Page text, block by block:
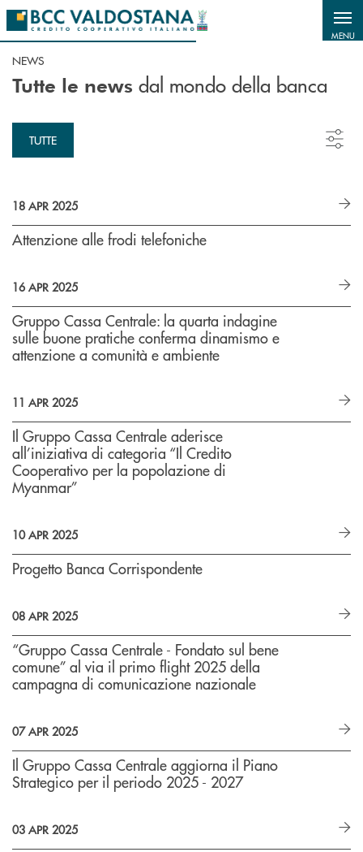
Salta al contenuto principale
MENU
NEWS
Tutte le news dal mondo della banca
TUTTE
18 APR 2025
Attenzione alle frodi telefoniche
16 APR 2025
Gruppo Cassa Centrale: la quarta indagine
sulle buone pratiche conferma dinamismo e
attenzione a comunità e ambiente
11 APR 2025
Il Gruppo Cassa Centrale aderisce
all’iniziativa di categoria “Il Credito
Cooperativo per la popolazione di
Myanmar”
10 APR 2025
Progetto Banca Corrispondente
08 APR 2025
“Gruppo Cassa Centrale - Fondato sul bene
comune” al via il primo flight 2025 della
campagna di comunicazione nazionale
07 APR 2025
Il Gruppo Cassa Centrale aggiorna il Piano
Strategico per il periodo 2025 - 2027
03 APR 2025